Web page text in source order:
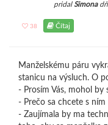
pridalSimona
38 Čítaj
Manželskému páru
stanicu na výsluch. O
- Prosím Vás, mohol
- Prečo sa chcete s
- Zaujímala by ma